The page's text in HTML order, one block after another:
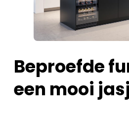
Beproefde
een mooi